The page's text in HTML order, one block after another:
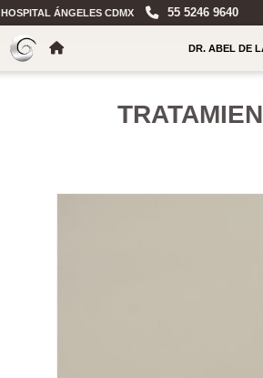
HOSPITAL ÁNGELES CDMX 55 5246 9640
DR. ABEL DE